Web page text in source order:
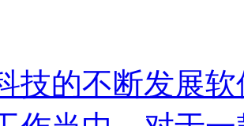
技的不断发展